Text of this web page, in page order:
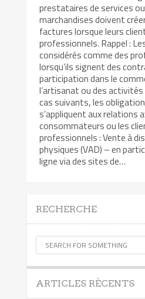
prestataires de services
marchandises doivent
factures lorsque leurs
professionnels. Rappel :
considérés comme des
lorsqu’ils signent des
participation dans le
l’artisanat ou des
cas suivants, les
s’appliquent aux relations
consommateurs ou les
professionnels : Vente à
physiques (VAD) – en
ligne via des sites de…
RECHERCHE
ARTICLES RÉCENTS